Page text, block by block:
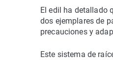
El edil ha detallado
dos ejemplares de
precauciones y
Este sistema de